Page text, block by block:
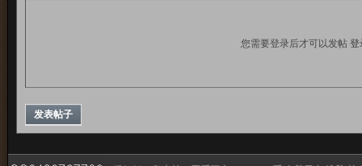
女
您需要登录后才可以发帖 登
发表帖子